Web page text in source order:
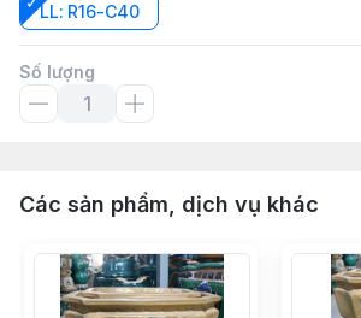
LL: R16-C40
Số lượng
Các sản phẩm, dịch vụ khác